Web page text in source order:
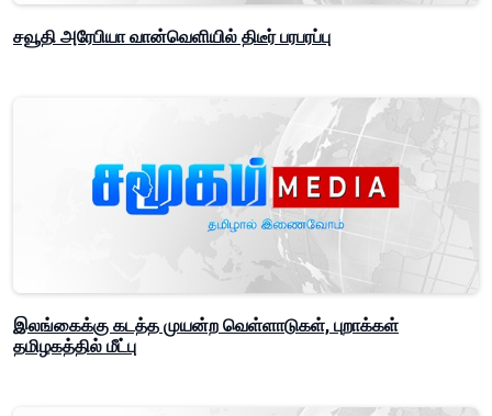
சவூதி அரேபியா வான்வெளியில் திடீர் பரபரப்பு
இலங்கைக்கு கடத்த முயன்ற வெள்ளாடுகள், புறாக்கள்
தமிழகத்தில் மீட்பு